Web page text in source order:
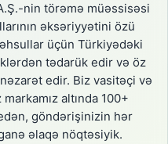
nin törəmə müəssisəsi
əksəriyyətini özü
üçün Türkiyədəki
tədarük edir və öz
edir. Biz vasitəçi və
altında 100+
göndərişinizin hər
əlaqə nöqtəsiyik.